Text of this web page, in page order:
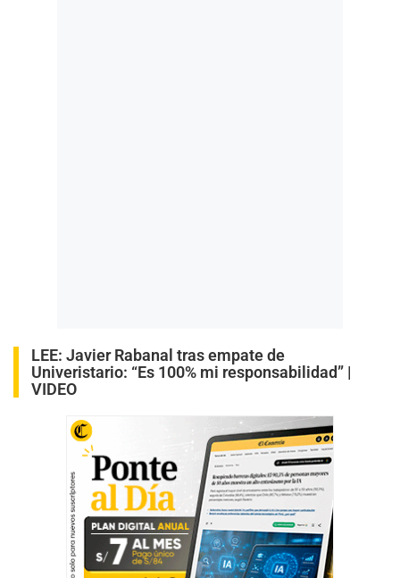
LEE: Javier Rabanal tras empate de
Univeristario: “Es 100% mi responsabilidad” |
VIDEO